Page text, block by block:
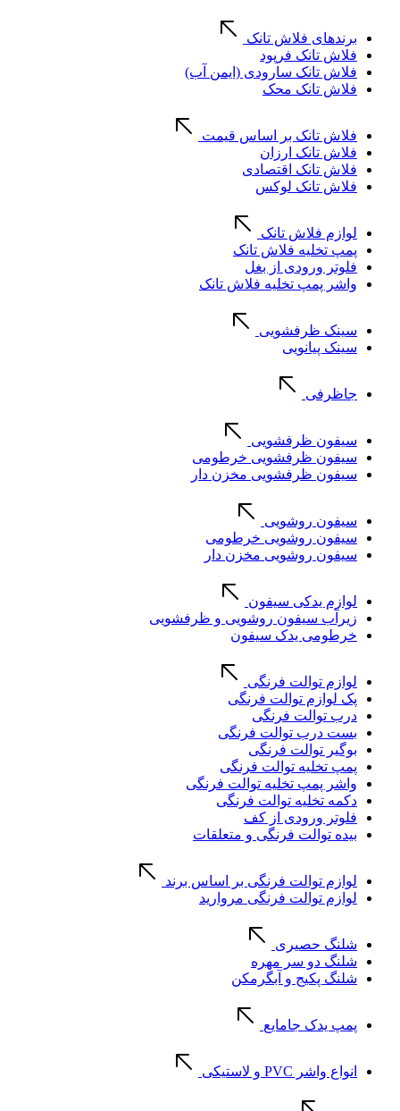
برندهای فلاش تانک
فلاش تانک فرپود
فلاش تانک سارودی (ایمن آب)
فلاش تانک محک
فلاش تانک بر اساس قیمت
فلاش تانک ارزان
فلاش تانک اقتصادی
فلاش تانک لوکس
لوازم فلاش تانک
پمپ تخلیه فلاش تانک
فلوتر ورودی از بغل
واشر پمپ تخلیه فلاش تانک
سینک ظرفشویی
سینک پیانویی
جاظرفی
سیفون ظرفشویی
سیفون ظرفشویی خرطومی
سیفون ظرفشویی مخزن دار
سیفون روشویی
سیفون روشویی خرطومی
سیفون روشویی مخزن دار
لوازم یدکی سیفون
زیرآب سیفون روشویی و ظرفشویی
خرطومی یدک سیفون
لوازم توالت فرنگی
پک لوازم توالت فرنگی
درب توالت فرنگی
بست درب توالت فرنگی
بوگیر توالت فرنگی
پمپ تخلیه توالت فرنگی
واشر پمپ تخلیه توالت فرنگی
دکمه تخلیه توالت فرنگی
فلوتر ورودی از کف
بیده توالت فرنگی و متعلقات
لوازم توالت فرنگی بر اساس برند
لوازم توالت فرنگی مروارید
شلنگ حصیری
شلنگ دو سر مهره
شلنگ پکیج و آبگرمکن
پمپ یدک جامایع
انواع واشر PVC و لاستیکی